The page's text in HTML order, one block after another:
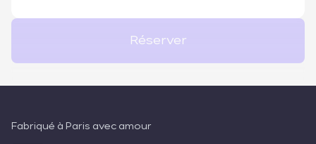
Réserver
Fabriqué à Paris avec amour